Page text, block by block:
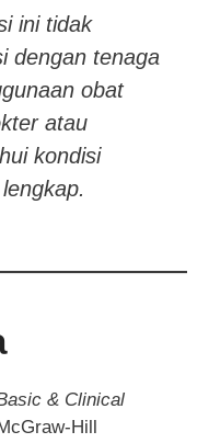
ini tidak
dengan tenaga
obat
atau
kondisi
& Clinical
Hill